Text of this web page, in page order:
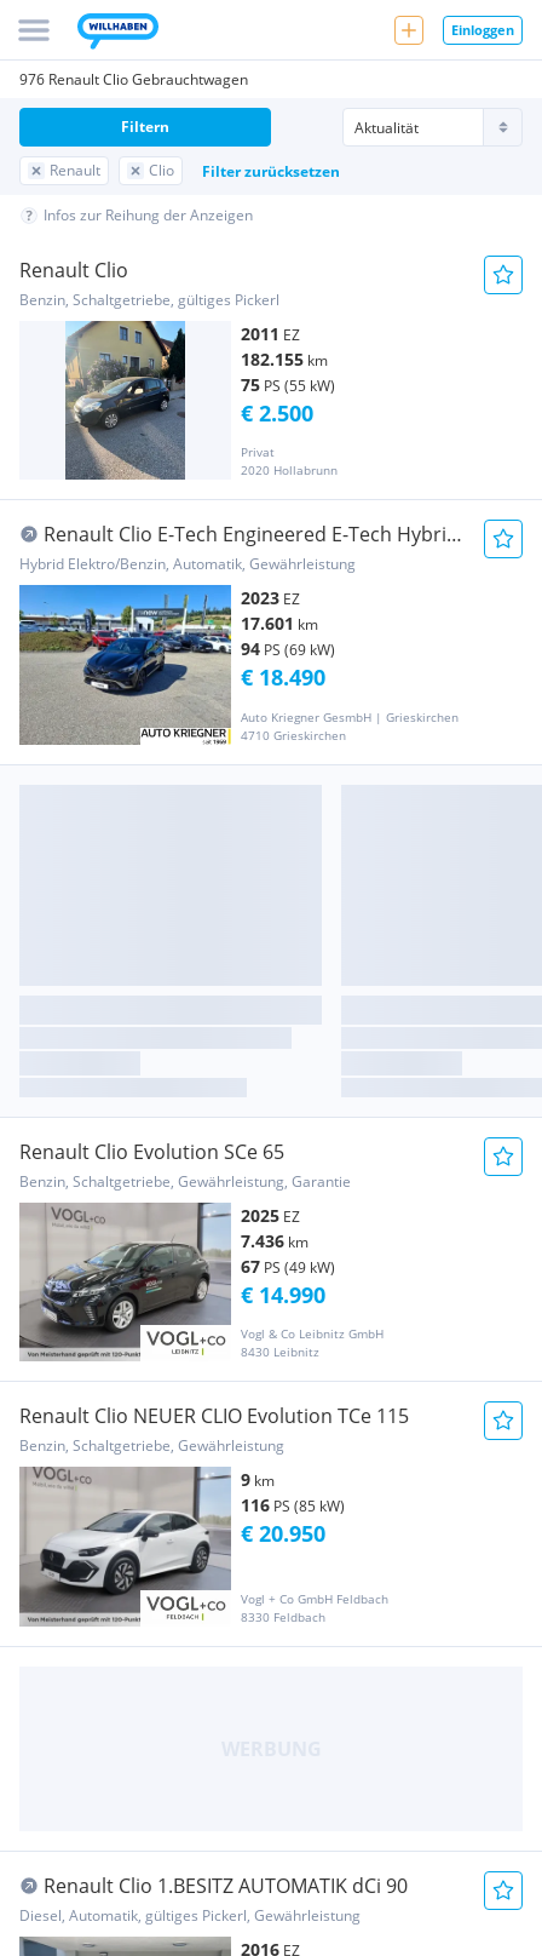
Einloggen
976 Renault Clio Gebrauchtwagen
Renault Clio Filter zurücksetzen
Filtern
Infos zur Reihung der Anzeigen
Renault Clio
Benzin, Schaltgetriebe, gültiges Pickerl
2011 EZ
182.155 km
75 PS (55 kW)
Privat
2020 Hollabrunn
€ 2.500
Renault Clio E-Tech Engineered E-Tech Hybrid
145 Aut.
Hybrid Elektro/Benzin, Automatik, Gewährleistung
2023 EZ
17.601 km
94 PS (69 kW)
Auto Kriegner GesmbH | Grieskirchen
4710 Grieskirchen
€ 18.490
Renault Clio Evolution SCe 65
Benzin, Schaltgetriebe, Gewährleistung, Garantie
2025 EZ
7.436 km
67 PS (49 kW)
Vogl & Co Leibnitz GmbH
8430 Leibnitz
€ 14.990
Renault Clio NEUER CLIO Evolution TCe 115
Benzin, Schaltgetriebe, Gewährleistung
9 km
116 PS (85 kW)
Vogl + Co GmbH Feldbach
8330 Feldbach
€ 20.950
Renault Clio 1.BESITZ AUTOMATIK dCi 90
Diesel, Automatik, gültiges Pickerl, Gewährleistung
2016 EZ